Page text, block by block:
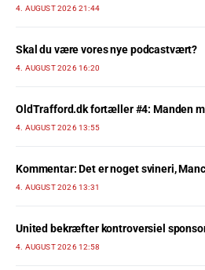
4. AUGUST 2026 21:44
Skal du være vores nye podcastvært?
4. AUGUST 2026 16:20
OldTrafford.dk fortæller #4: Manden
4. AUGUST 2026 13:55
Kommentar: Det er noget svineri,
4. AUGUST 2026 13:31
United bekræfter kontroversiel
4. AUGUST 2026 12:58